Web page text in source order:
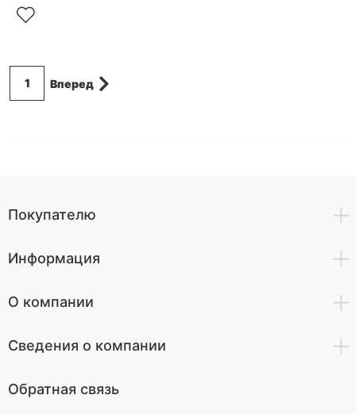
1 Вперед
Покупателю
Информация
О компании
Сведения о компании
Обратная связь